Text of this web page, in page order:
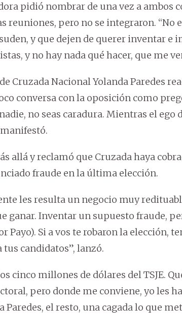
pidió nombrar de una vez a ambos
reuniones, pero no se integraron. “No
y que dejen de querer inventar
y no hay nada qué hacer, que me
Cruzada Nacional Yolanda Paredes
conversa con la oposición como
no seas caradura. Mientras el ego
allá y reclamó que Cruzada haya
fraude en la última elección.
les resulta un negocio muy
ganar. Inventar un supuesto fraude,
Payo). Si a vos te robaron la elección,
candidatos”, lanzó.
cinco millones de dólares del TSJE.
pero donde me conviene, yo les
Paredes, el resto, una cagada lo que